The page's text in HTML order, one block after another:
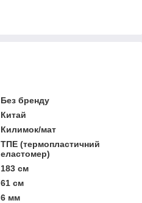
Без бренду
Китай
Килимок/мат
ТПЕ (термопластичний
еластомер)
183 см
61 см
6 мм